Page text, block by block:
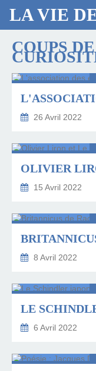
LA VIE
COUPS
26 Avril 2022
15 Avril 2022
8 Avril 2022
6 Avril 2022